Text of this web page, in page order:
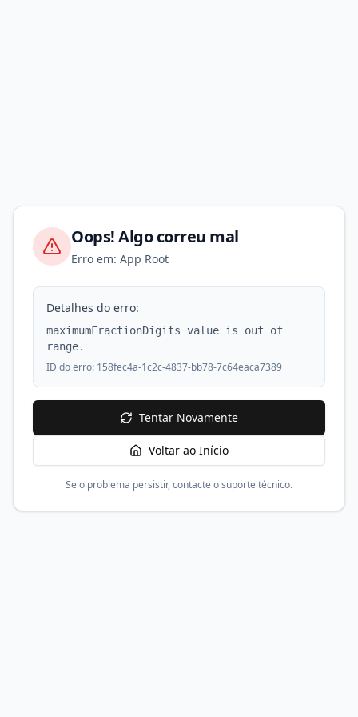
Oops! Algo correu mal
Erro em: App Root
Detalhes do erro:
maximumFractionDigits value is out of
range.
ID do erro: 158fec4a-1c2c-4837-bb78-7c64eaca7389
Tentar Novamente
Voltar ao Início
Se o problema persistir, contacte o suporte técnico.